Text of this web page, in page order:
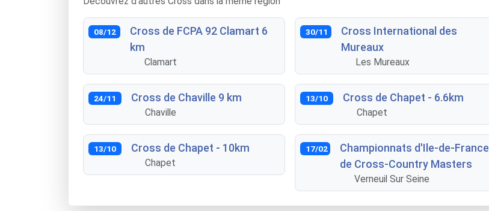
08/12
Cross de FCPA 92 Clamart 6
km
Clamart
30/11
Cross International des
Mureaux
Les Mureaux
24/11 Cross de Chaville 9 km
Chaville
13/10 Cross de Chapet - 6.6km
Chapet
13/10 Cross de Chapet - 10km
Chapet
17/02
Championnats d'Ile-de-France
de Cross-Country Masters
Verneuil Sur Seine